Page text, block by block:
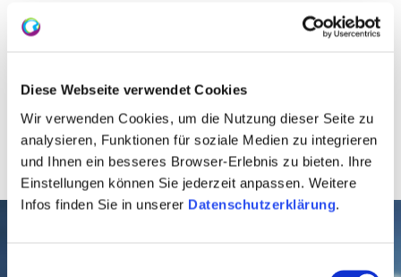
Diese Webseite verwendet Cookies
Wir verwenden Cookies, um die Nutzung dieser Seite zu
analysieren, Funktionen für soziale Medien zu integrieren
und Ihnen ein besseres Browser-Erlebnis zu bieten. Ihre
Einstellungen können Sie jederzeit anpassen. Weitere
Infos finden Sie in unserer Datenschutzerklärung.